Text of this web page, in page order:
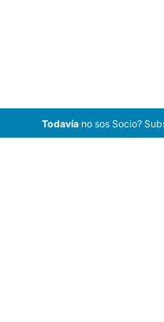
Todavíano sos Socio?